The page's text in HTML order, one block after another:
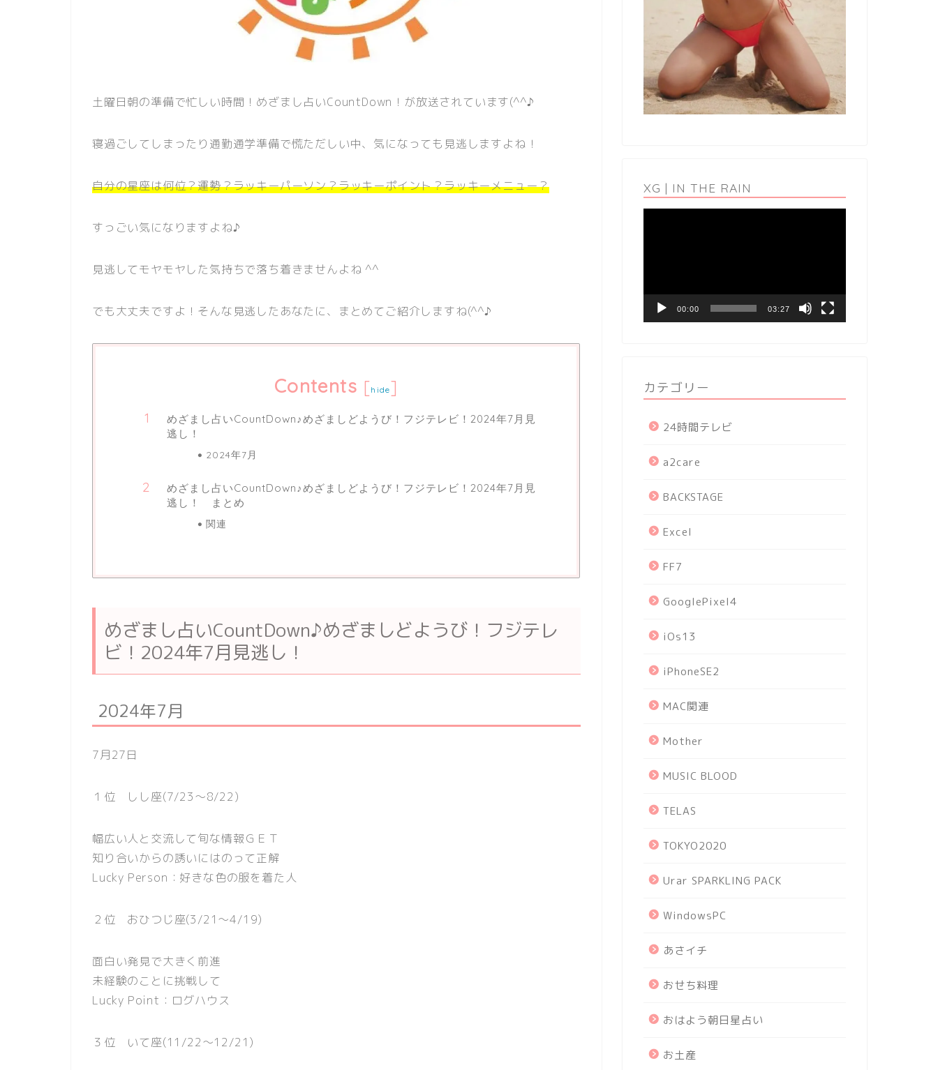
土曜日朝の準備で忙しい時間！めざまし占いCountDown！が放送されています(^^♪
寝過ごしてしまったり通勤通学準備で慌ただしい中、気になっても見逃しますよね！
自分の星座は何位？運勢？ラッキーパーソン？ラッキーポイント？ラッキーメニュー？
すっごい気になりますよね♪
見逃してモヤモヤした気持ちで落ち着きませんよね ^^
でも大丈夫ですよ！そんな見逃したあなたに、まとめてご紹介しますね(^^♪
Contents [hide]
めざまし占いCountDown♪めざましどようび！フジテレビ！2024年7月見
逃し！
2024年7月
めざまし占いCountDown♪めざましどようび！フジテレビ！2024年7月見
逃し！ まとめ
関連
めざまし占いCountDown♪めざましどようび！フジテレ
ビ！2024年7月見逃し！
2024年7月
7月27日
１位 しし座(7/23〜8/22)
幅広い人と交流して旬な情報ＧＥＴ
知り合いからの誘いにはのって正解
Lucky Person：好きな色の服を着た人
２位 おひつじ座(3/21〜4/19)
面白い発見で大きく前進
未経験のことに挑戦して
Lucky Point：ログハウス
３位 いて座(11/22〜12/21)
XG | IN THE RAIN
ヤ
00:00 03:27
カテゴリー
24時間テレビ
a2care
BACKSTAGE
Excel
FF7
GooglePixel4
iOs13
iPhoneSE2
MAC関連
Mother
MUSIC BLOOD
TELAS
TOKYO2020
Urar SPARKLING PACK
WindowsPC
あさイチ
おせち料理
おはよう朝日星占い
お土産